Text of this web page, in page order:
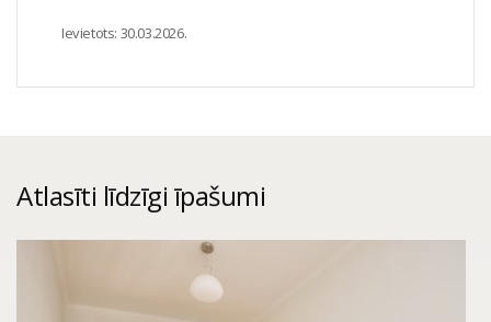
Ievietots: 30.03.2026.
Atlasīti līdzīgi īpašumi